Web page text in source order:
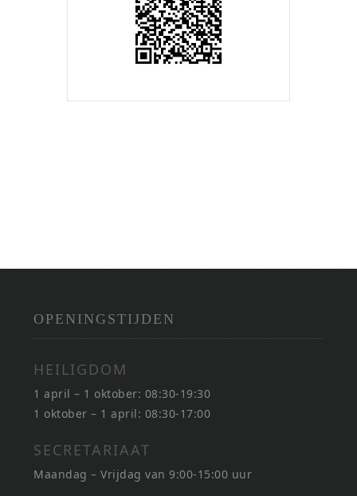
OPENINGSTIJDEN
HEILIGDOM
1 april – 1 oktober: 08:30-19:30
1 oktober – 1 april: 08:30-17:00
SECRETARIAAT
Maandag – Vrijdag van 9:00-15:00 uur